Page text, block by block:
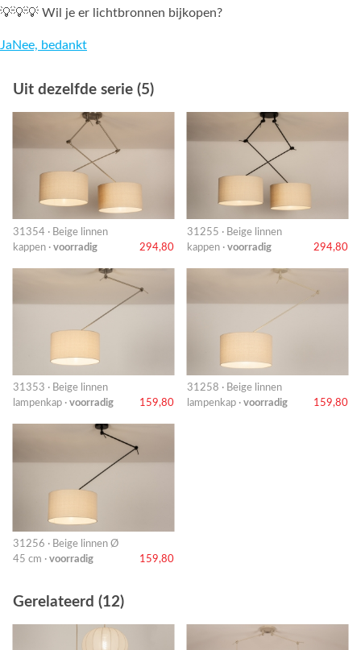
💡💡💡 Wil je er lichtbronnen bijkopen?
JaNee, bedankt
Uit dezelfde serie (5)
31354 · Beige linnen
kappen · voorradig 294,80
31255 · Beige linnen
kappen · voorradig 294,80
31353 · Beige linnen
lampenkap · voorradig 159,80
31258 · Beige linnen
lampenkap · voorradig 159,80
31256 · Beige linnen Ø
45 cm · voorradig 159,80
Gerelateerd (12)